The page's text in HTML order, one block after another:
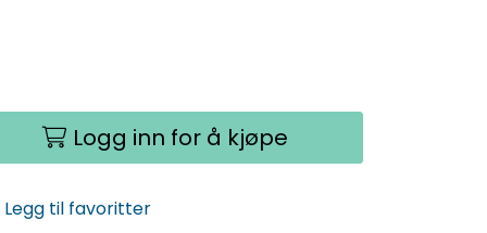
Logg inn for å kjøpe
Legg til favoritter